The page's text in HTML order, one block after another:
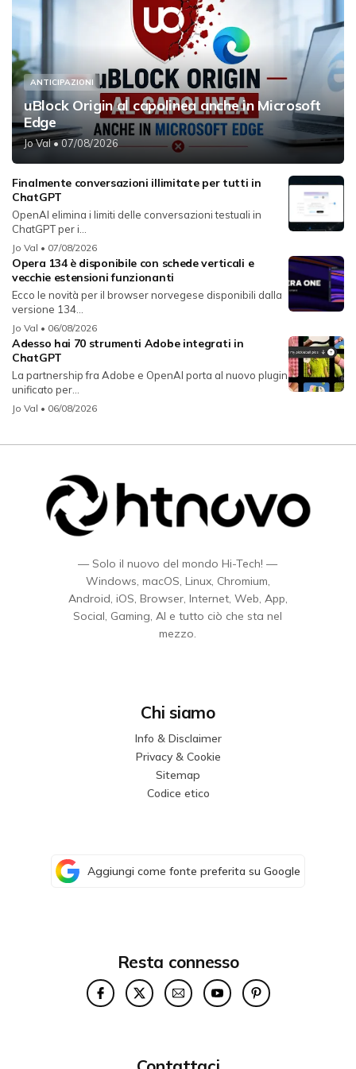
ANTICIPAZIONI
uBlock Origin al capolinea anche in Microsoft
Edge
Jo Val• 07/08/2026
Finalmente conversazioni illimitate per tutti in
ChatGPT
OpenAI elimina i limiti delle conversazioni testuali in
ChatGPT per i...
Jo Val • 07/08/2026
Opera 134 è disponibile con schede verticali e
vecchie estensioni funzionanti
Ecco le novità per il browser norvegese disponibili dalla
versione 134...
Jo Val • 06/08/2026
Adesso hai 70 strumenti Adobe integrati in
ChatGPT
La partnership fra Adobe e OpenAI porta al nuovo plugin
unificato per...
Jo Val • 06/08/2026
— Solo il nuovo del mondo Hi-Tech! —
Windows, macOS, Linux, Chromium,
Android, iOS, Browser, Internet, Web, App,
Social, Gaming, AI e tutto ciò che sta nel
mezzo.
Chi siamo
Info & Disclaimer
Privacy & Cookie
Sitemap
Codice etico
Aggiungi come fonte preferita su Google
Resta connesso